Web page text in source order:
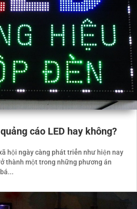
cáo LED hay không?
hội ngày càng phát triển như hiện nay
thành một trong những phương án